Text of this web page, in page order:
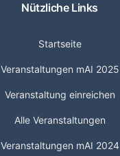
Nützliche Links
Startseite
Veranstaltungen mAI 2025
Veranstaltung einreichen
Alle Veranstaltungen
Veranstaltungen mAI 2024